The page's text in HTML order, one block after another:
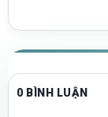
0 BÌNH LUẬN